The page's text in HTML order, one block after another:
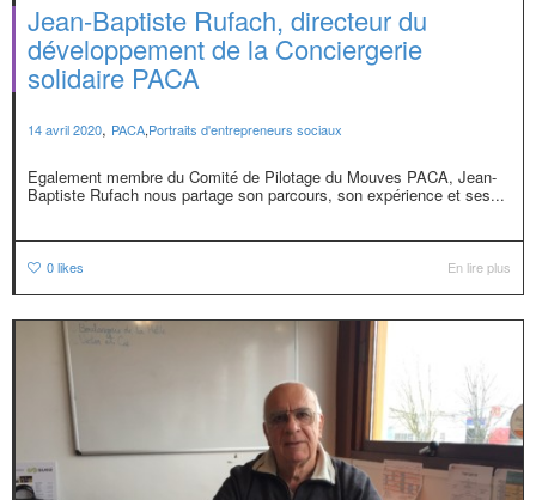
Jean-Baptiste Rufach, directeur du
développement de la Conciergerie
solidaire PACA
14 avril 2020, PACA,Portraits d'entrepreneurs sociaux
Egalement membre du Comité de Pilotage du Mouves PACA, Jean-
Baptiste Rufach nous partage son parcours, son expérience et ses...
0likes En lire plus